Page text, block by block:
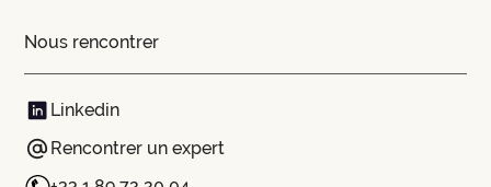
Nous rencontrer
Linkedin
Rencontrer un expert